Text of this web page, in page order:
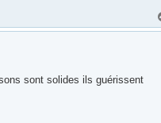
sont solides ils guérissent